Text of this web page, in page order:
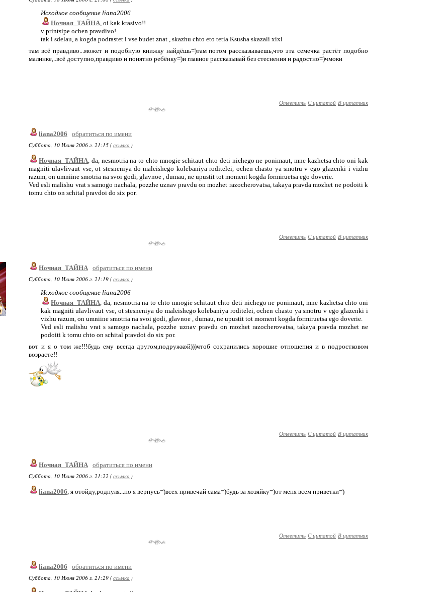
Исходное сообщение liana2006
Ночная_ТАЙНА, oi kak krasivo!!
v printsipe ochen pravdivo!
tak i sdelau, a kogda podrastet i vse budet znat , skazhu chto eto tetia Ksusha skazali xixi
там всё правдиво...может и подобную книжку найдёшь=)там потом рассказываешь,что эта семечка растёт подобно
малинке,..всё доступно,правдиво и понятно ребёнку=)и главное рассказывай без стеснения и радостно=)чмоки
Ответить С цитатой В цитатник
liana2006
обратиться по имени
Суббота, 10 Июня 2006 г. 21:15 (ссылка )
Ночная_ТАЙНА, da, nesmotria na to chto mnogie schitaut chto deti nichego ne ponimaut, mne kazhetsa chto oni kak
magniti ulavlivaut vse, ot stesneniya do maleishego kolebaniya roditelei, ochen chasto ya smotru v ego glazenki i vizhu
razum, on umniine smotria na svoi godi, glavnoe , dumau, ne upustit tot moment kogda formiruetsa ego doverie.
Ved esli malishu vrat s samogo nachala, pozzhe uznav pravdu on mozhet razocherovatsa, takaya pravda mozhet ne podoiti k
tomu chto on schital pravdoi do six por.
Ответить С цитатой В цитатник
Ночная_ТАЙНА обратиться по имени
Суббота, 10 Июня 2006 г. 21:19 (ссылка )
Исходное сообщение liana2006
Ночная_ТАЙНА, da, nesmotria na to chto mnogie schitaut chto deti nichego ne ponimaut, mne kazhetsa chto oni
kak magniti ulavlivaut vse, ot stesneniya do maleishego kolebaniya roditelei, ochen chasto ya smotru v ego glazenki i
vizhu razum, on umniine smotria na svoi godi, glavnoe , dumau, ne upustit tot moment kogda formiruetsa ego doverie.
Ved esli malishu vrat s samogo nachala, pozzhe uznav pravdu on mozhet razocherovatsa, takaya pravda mozhet ne
podoiti k tomu chto on schital pravdoi do six por.
вот и я о том же!!!будь ему всегда другом,подружкой)))чтоб сохранились хорошие отношения и в подростковом
возрасте!!
Ответить С цитатой В цитатник
Ночная_ТАЙНА обратиться по имени
Суббота, 10 Июня 2006 г. 21:22 (ссылка )
liana2006, я отойду,роднуля...но я вернусь=)всех привечай сама=)будь за хозяйку=)от меня всем приветки=)
Ответить С цитатой В цитатник
liana2006
обратиться по имени
Суббота, 10 Июня 2006 г. 21:29 (ссылка )